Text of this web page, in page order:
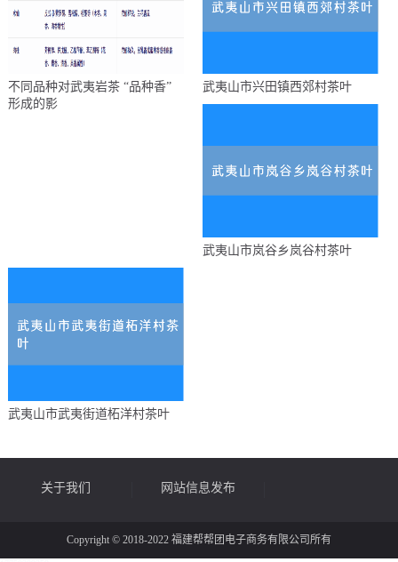
不同品种对武夷岩茶 “品种香”
形成的影
武夷山市兴田镇西郊村茶叶
武夷山市岚谷乡岚谷村茶叶
武夷山市武夷街道柘洋村茶叶
关于我们 网站信息发布
Copyright © 2018-2022 福建帮帮团电子商务有限公司所有